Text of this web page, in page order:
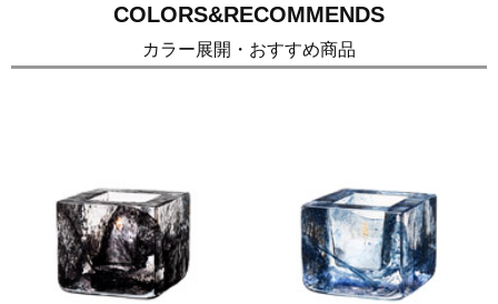
COLORS&RECOMMENDS
カラー展開・おすすめ商品